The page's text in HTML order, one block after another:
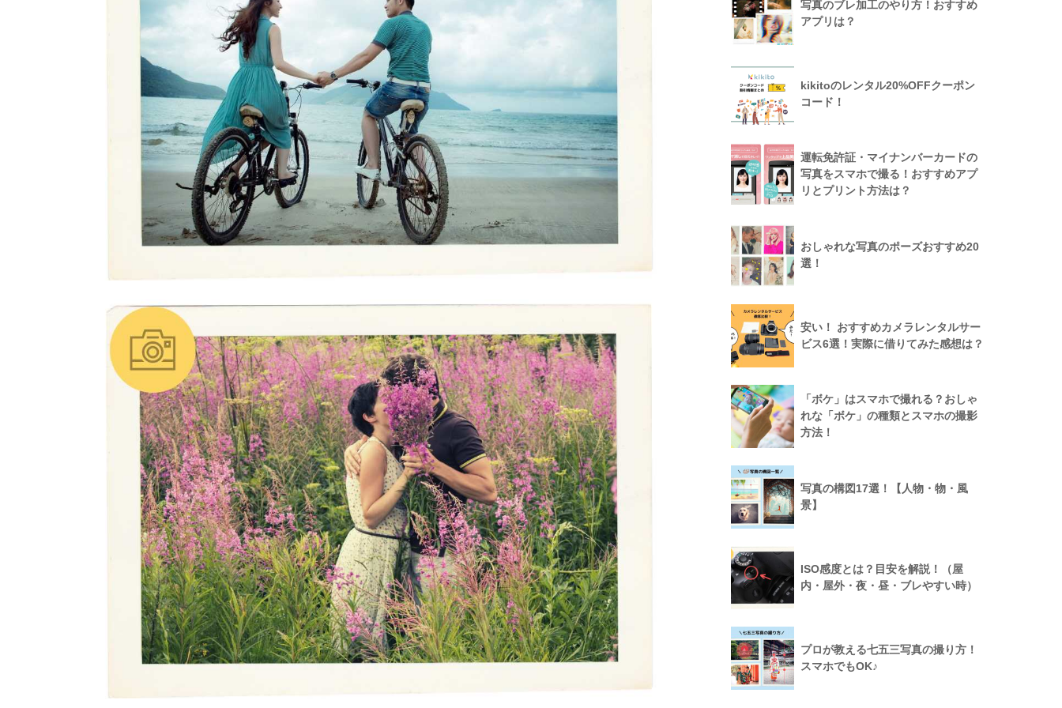
写真のブレ加工のやり方！おすすめ
アプリは？
kikitoのレンタル20%OFFクーポン
コード！
運転免許証・マイナンバーカードの
写真をスマホで撮る！おすすめアプ
リとプリント方法は？
おしゃれな写真のポーズおすすめ20
選！
安い！ おすすめカメラレンタルサー
ビス6選！実際に借りてみた感想は？
「ボケ」はスマホで撮れる？おしゃ
れな「ボケ」の種類とスマホの撮影
方法！
写真の構図17選！【人物・物・風
景】
ISO感度とは？目安を解説！（屋
内・屋外・夜・昼・ブレやすい時）
プロが教える七五三写真の撮り方！
スマホでもOK♪